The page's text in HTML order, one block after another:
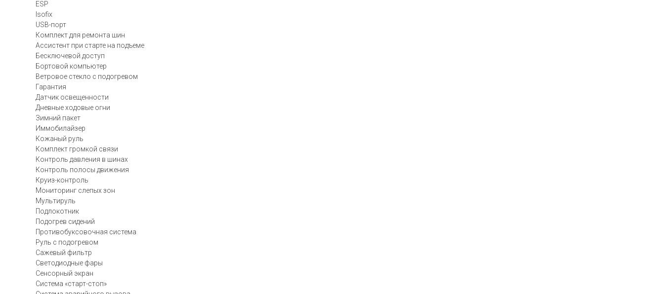
ESP
Isofix
USB-порт
Комплект для ремонта шин
Ассистент при старте на подъеме
Бесключевой доступ
Бортовой компьютер
Ветровое стекло с подогревом
Гарантия
Датчик освещенности
Дневные ходовые огни
Зимний пакет
Иммобилайзер
Кожаный руль
Комплект громкой связи
Контроль давления в шинах
Контроль полосы движения
Круиз-контроль
Мониторинг слепых зон
Мультируль
Подлокотник
Подогрев сидений
Противобуксовочная система
Руль с подогревом
Сажевый фильтр
Светодиодные фары
Сенсорный экран
Система «старт-стоп»